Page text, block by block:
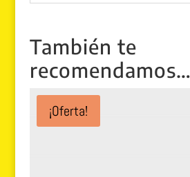
También te
recomendamos…
¡Oferta!